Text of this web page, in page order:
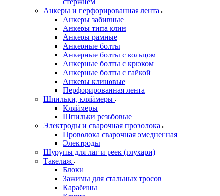
стержнем
Анкеры и перфорированная лента
Анкеры забивные
Анкеры типа клин
Анкеры рамные
Анкерные болты
Анкерные болты с кольцом
Анкерные болты с крюком
Анкерные болты с гайкой
Анкеры клиновые
Перфорированная лента
Шпильки, кляймеры
Кляймеры
Шпильки резьбовые
Электроды и сварочная проволока
Проволока сварочная омедненная
Электроды
Шурупы для лаг и реек (глухари)
Такелаж
Блоки
Зажимы для стальных тросов
Карабины